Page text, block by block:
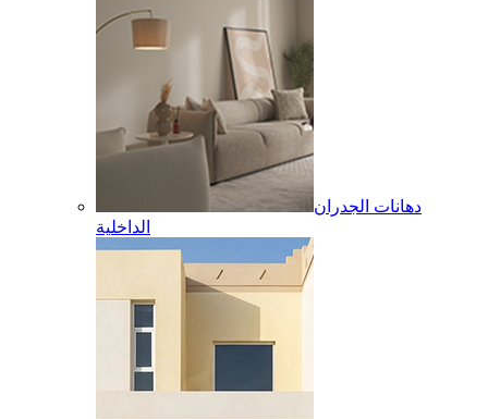
دهانات الجدران
الداخلية